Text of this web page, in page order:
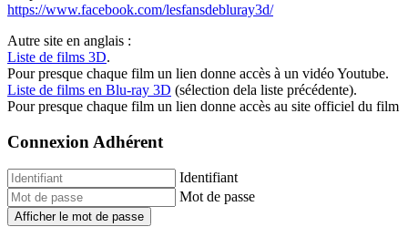
https://www.facebook.com/lesfansdebluray3d/
Autre site en anglais :
Liste de films 3D.
Pour presque chaque film un lien donne accès à un vidéo Youtube.
Liste de films en Blu-ray 3D (sélection dela liste précédente).
Pour presque chaque film un lien donne accès au site officiel du film
Connexion Adhérent
Identifiant
Mot de passe
Afficher le mot de passe